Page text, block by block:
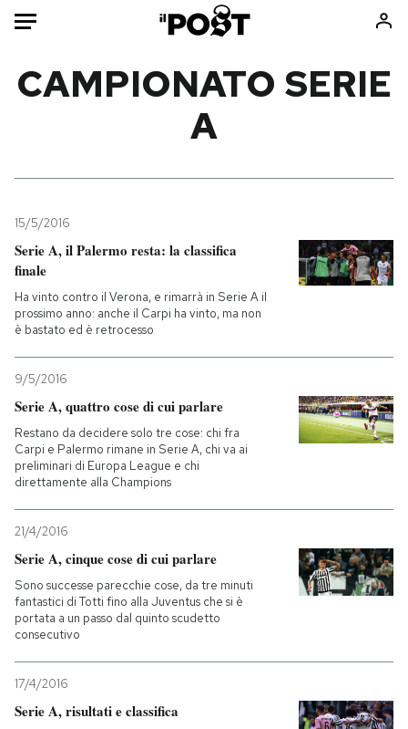
Mondo
Tecnologia
Internet
Cultura
Economia
Libri
Ok Boomer!
Europa
PODCAST
NEWSLETTER
I MIEI PREFERITI
SHOP
CALENDARIO
CAMPIONATO SERIE
A
15/5/2016
Serie A, il Palermo resta: la classifica
finale
Ha vinto contro il Verona, e rimarrà in Serie A il
prossimo anno: anche il Carpi ha vinto, ma non
è bastato ed è retrocesso
9/5/2016
Serie A, quattro cose di cui parlare
Restano da decidere solo tre cose: chi fra
Carpi e Palermo rimane in Serie A, chi va ai
preliminari di Europa League e chi
direttamente alla Champions
21/4/2016
Serie A, cinque cose di cui parlare
Sono successe parecchie cose, da tre minuti
fantastici di Totti fino alla Juventus che si è
portata a un passo dal quinto scudetto
consecutivo
17/4/2016
Serie A, risultati e classifica